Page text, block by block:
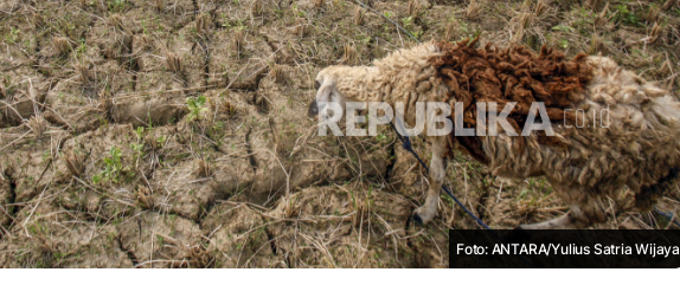
Foto: ANTARA/Yulius Satria Wijaya